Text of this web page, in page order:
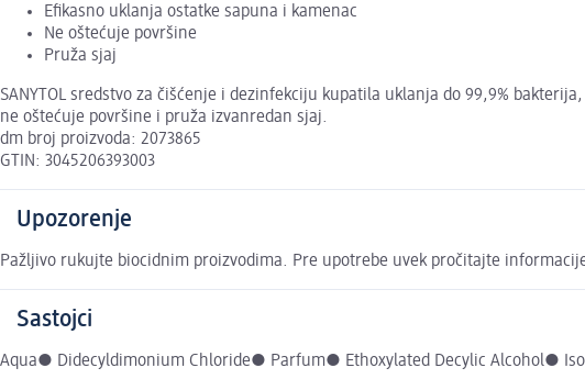
Efikasno uklanja ostatke sapuna i kamenac
Ne oštećuje površine
Pruža sjaj
SANYTOL sredstvo za čišćenje i dezinfekciju kupatila uklanja do 99,9%
ne oštećuje površine i pruža izvanredan sjaj.
dm broj proizvoda: 2073865
GTIN: 3045206393003
Upozorenje
Pažljivo rukujte biocidnim proizvodima. Pre upotrebe uvek pročitajte
Sastojci
Aqua● Didecyldimonium Chloride● Parfum● Ethoxylated Decylic Alcohol●